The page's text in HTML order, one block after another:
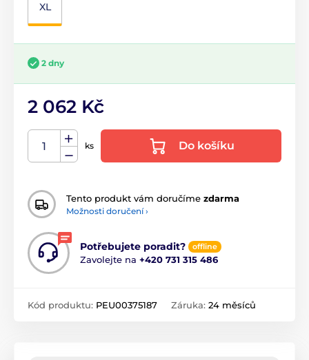
XL
2 dny
2 062 Kč
ks Do košíku
Tento produkt vám doručíme zdarma
Možnosti doručení ›
Potřebujete poradit? offline
Zavolejte na +420 731 315 486
Kód produktu: PEU00375187 Záruka: 24 měsíců